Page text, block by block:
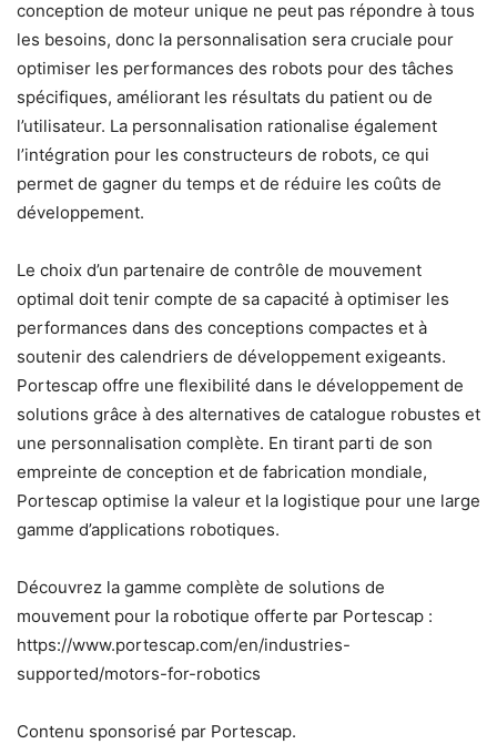
conception de moteur unique ne peut pas répondre à tous
les besoins, donc la personnalisation sera cruciale pour
optimiser les performances des robots pour des tâches
spécifiques, améliorant les résultats du patient ou de
l’utilisateur. La personnalisation rationalise également
l’intégration pour les constructeurs de robots, ce qui
permet de gagner du temps et de réduire les coûts de
développement.
Le choix d’un partenaire de contrôle de mouvement
optimal doit tenir compte de sa capacité à optimiser les
performances dans des conceptions compactes et à
soutenir des calendriers de développement exigeants.
Portescap offre une flexibilité dans le développement de
solutions grâce à des alternatives de catalogue robustes et
une personnalisation complète. En tirant parti de son
empreinte de conception et de fabrication mondiale,
Portescap optimise la valeur et la logistique pour une large
gamme d’applications robotiques.
Découvrez la gamme complète de solutions de
mouvement pour la robotique offerte par Portescap :
https://www.portescap.com/en/industries-
supported/motors-for-robotics
Contenu sponsorisé par Portescap.